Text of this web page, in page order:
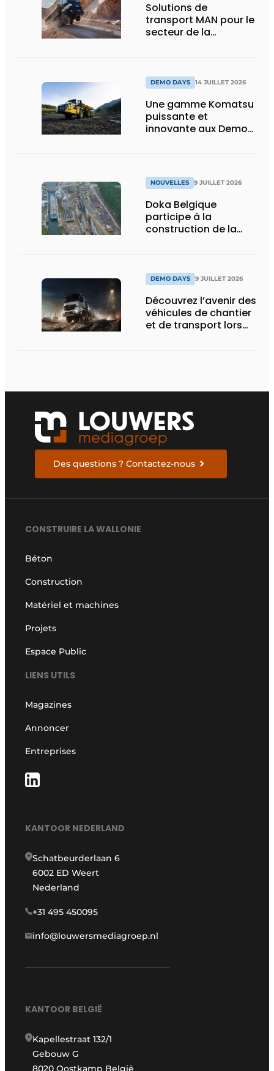
Solutions de
transport MAN pour le
secteur de la
DEMO DAYS 14 JUILLET 2026
Une gamme Komatsu
puissante et
innovante aux Demo
NOUVELLES 9 JUILLET 2026
Doka Belgique
participe à la
construction de la
DEMO DAYS 9 JUILLET 2026
Découvrez l’avenir des
véhicules de chantier
et de transport lors
Des questions ? Contactez-nous
CONSTRUIRE LA WALLONIE
Béton
Construction
Matériel et machines
Projets
Espace Public
LIENS UTILS
Magazines
Annoncer
Entreprises
KANTOOR NEDERLAND
Schatbeurderlaan 6
6002 ED Weert
Nederland
+31 495 450095
info@louwersmediagroep.nl
KANTOOR BELGIË
Kapellestraat 132/1
Gebouw G
8020 Oostkamp België